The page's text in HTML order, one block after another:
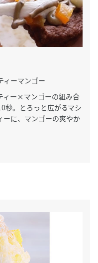
ーマンゴー
ィー×マンゴーの組み合
秒。とろっと広がるマシ
ーに、マンゴーの爽やか